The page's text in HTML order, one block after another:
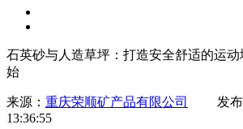
石英砂与人造草坪：打造安全舒适的运
始
来源： 重庆荣顺矿产品有限公司
发布时
13:36:55